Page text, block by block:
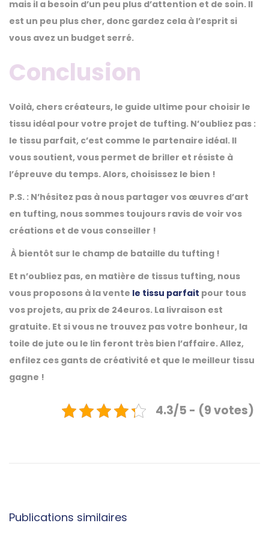
mais il a besoin d’un peu plus d’attention et de soin. Il
est un peu plus cher, donc gardez cela à l’esprit si
vous avez un budget serré.
Conclusion
Voilà, chers créateurs, le guide ultime pour choisir le
tissu idéal pour votre projet de tufting. N’oubliez pas :
le tissu parfait, c’est comme le partenaire idéal. Il
vous soutient, vous permet de briller et résiste à
l’épreuve du temps. Alors, choisissez le bien !
P.S. : N’hésitez pas à nous partager vos œuvres d’art
en tufting, nous sommes toujours ravis de voir vos
créations et de vous conseiller !
À bientôt sur le champ de bataille du tufting !
Et n’oubliez pas, en matière de tissus tufting, nous
vous proposons à la vente le tissu parfait pour tous
vos projets, au prix de 24euros. La livraison est
gratuite. Et si vous ne trouvez pas votre bonheur, la
toile de jute ou le lin feront très bien l’affaire. Allez,
enfilez ces gants de créativité et que le meilleur tissu
gagne !
4.3/5 - (9 votes)
c
N
Publications similaires